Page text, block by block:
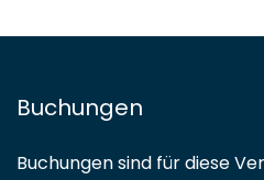
Buchungen
Buchungen sind für diese